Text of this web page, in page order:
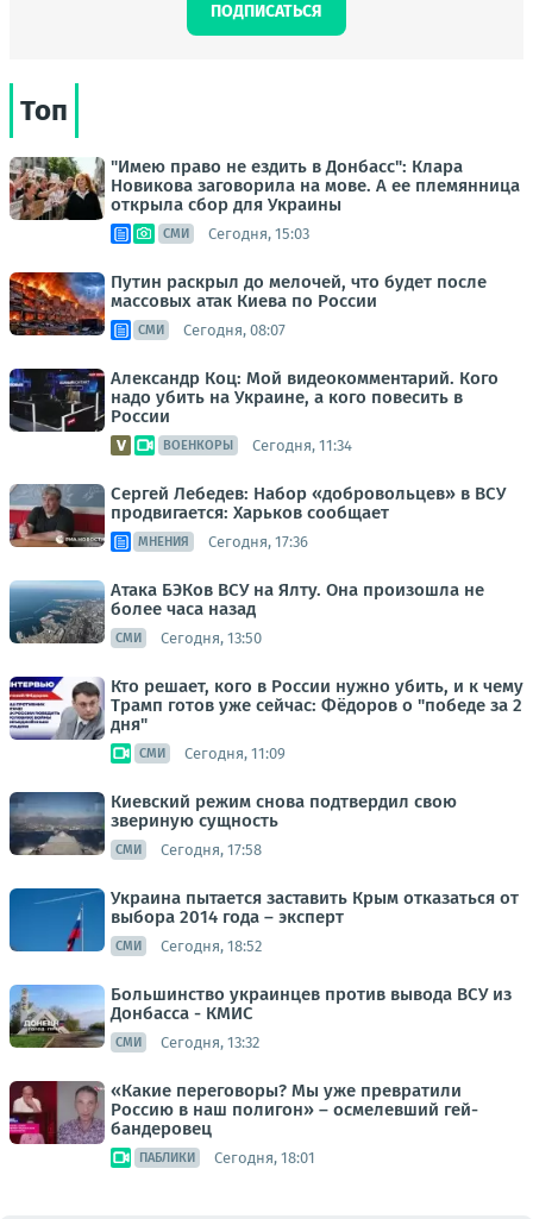
ПОДПИСАТЬСЯ
Топ
"Имею право не ездить в Донбасс": Клара
Новикова заговорила на мове. А ее племянница
открыла сбор для Украины
СМИ Сегодня, 15:03
Путин раскрыл до мелочей, что будет после
массовых атак Киева по России
СМИ Сегодня, 08:07
Александр Коц: Мой видеокомментарий. Кого
надо убить на Украине, а кого повесить в
России
ВОЕНКОРЫ Сегодня, 11:34
Сергей Лебедев: Набор «добровольцев» в ВСУ
продвигается: Харьков сообщает
МНЕНИЯ Сегодня, 17:36
Атака БЭКов ВСУ на Ялту. Она произошла не
более часа назад
СМИ Сегодня, 13:50
Кто решает, кого в России нужно убить, и к чему
Трамп готов уже сейчас: Фёдоров о "победе за 2
дня"
СМИ Сегодня, 11:09
Киевский режим снова подтвердил свою
звериную сущность
СМИ Сегодня, 17:58
Украина пытается заставить Крым отказаться от
выбора 2014 года – эксперт
СМИ Сегодня, 18:52
Большинство украинцев против вывода ВСУ из
Донбасса - КМИС
СМИ Сегодня, 13:32
«Какие переговоры? Мы уже превратили
Россию в наш полигон» – осмелевший гей-
бандеровец
ПАБЛИКИ Сегодня, 18:01